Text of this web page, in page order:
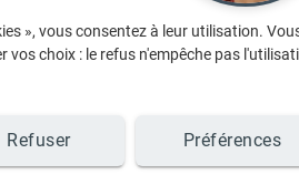
», vous consentez à leur utilisation.
vos choix : le refus n'empêche pas
Refuser Préférences